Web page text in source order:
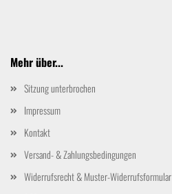
Mehr über...
Sitzung unterbrochen
Impressum
Kontakt
Versand- & Zahlungsbedingungen
Widerrufsrecht & Muster-Widerrufsformular